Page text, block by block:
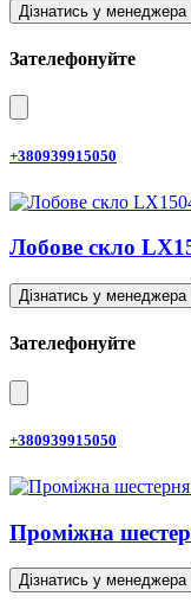
Дізнатись у менеджера
Зателефонуйте
+380939915050
Лобове скло
Дізнатись у менеджера
Зателефонуйте
+380939915050
Проміжна
Дізнатись у менеджера